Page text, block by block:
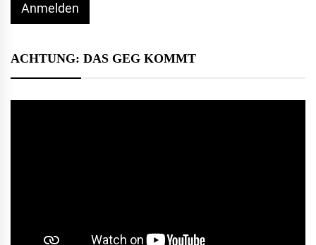
Anmelden
ACHTUNG: DAS GEG KOMMT